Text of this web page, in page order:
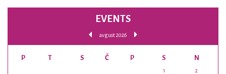
EVENTS
avgust 2026
P T S Č P S N
1 2